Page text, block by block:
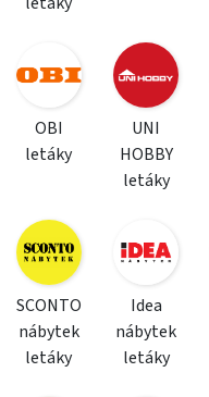
OBI
letáky
UNI
HOBBY
letáky
SCONTO
nábytek
letáky
Idea
nábytek
letáky